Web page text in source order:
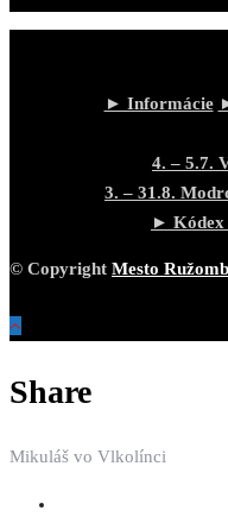
► Informácie
4. – 5.7.
3. – 31.8.
► Kódex
© Copyright Mesto
Share
Mikuláš vo Vlkolínci